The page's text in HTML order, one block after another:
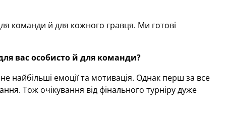
команди й для кожного гравця. Ми готові
вас особисто й для команди?
найбільші емоції та мотивація. Однак перш за все
Тож очікування від фінального турніру дуже